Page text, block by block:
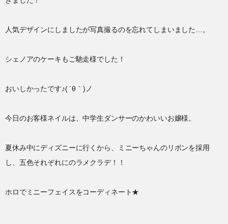
人気デザインにしましたが写真撮るのを忘れてしまいました…。
シェノアのケーキもご馳走様でした！
おいしかったです♪( ´θ｀)ノ
今日のお客様ネイルは、中学生ダンサーのかわいいお嬢様。
夏休み中にディズニーに行くから、ミニーちゃんのリボンを採用
し、五色それぞれにのラメクラデ！！
ホロでミニーフェイスをコーディネート★